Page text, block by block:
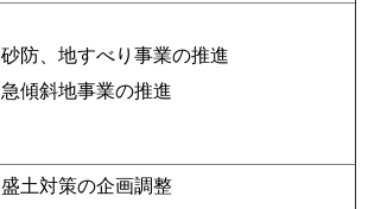
砂防、地すべり事業の推進
急傾斜地事業の推進
盛土対策の企画調整